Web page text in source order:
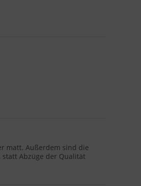
matt. Außerdem sind die
Abzüge der Qualität